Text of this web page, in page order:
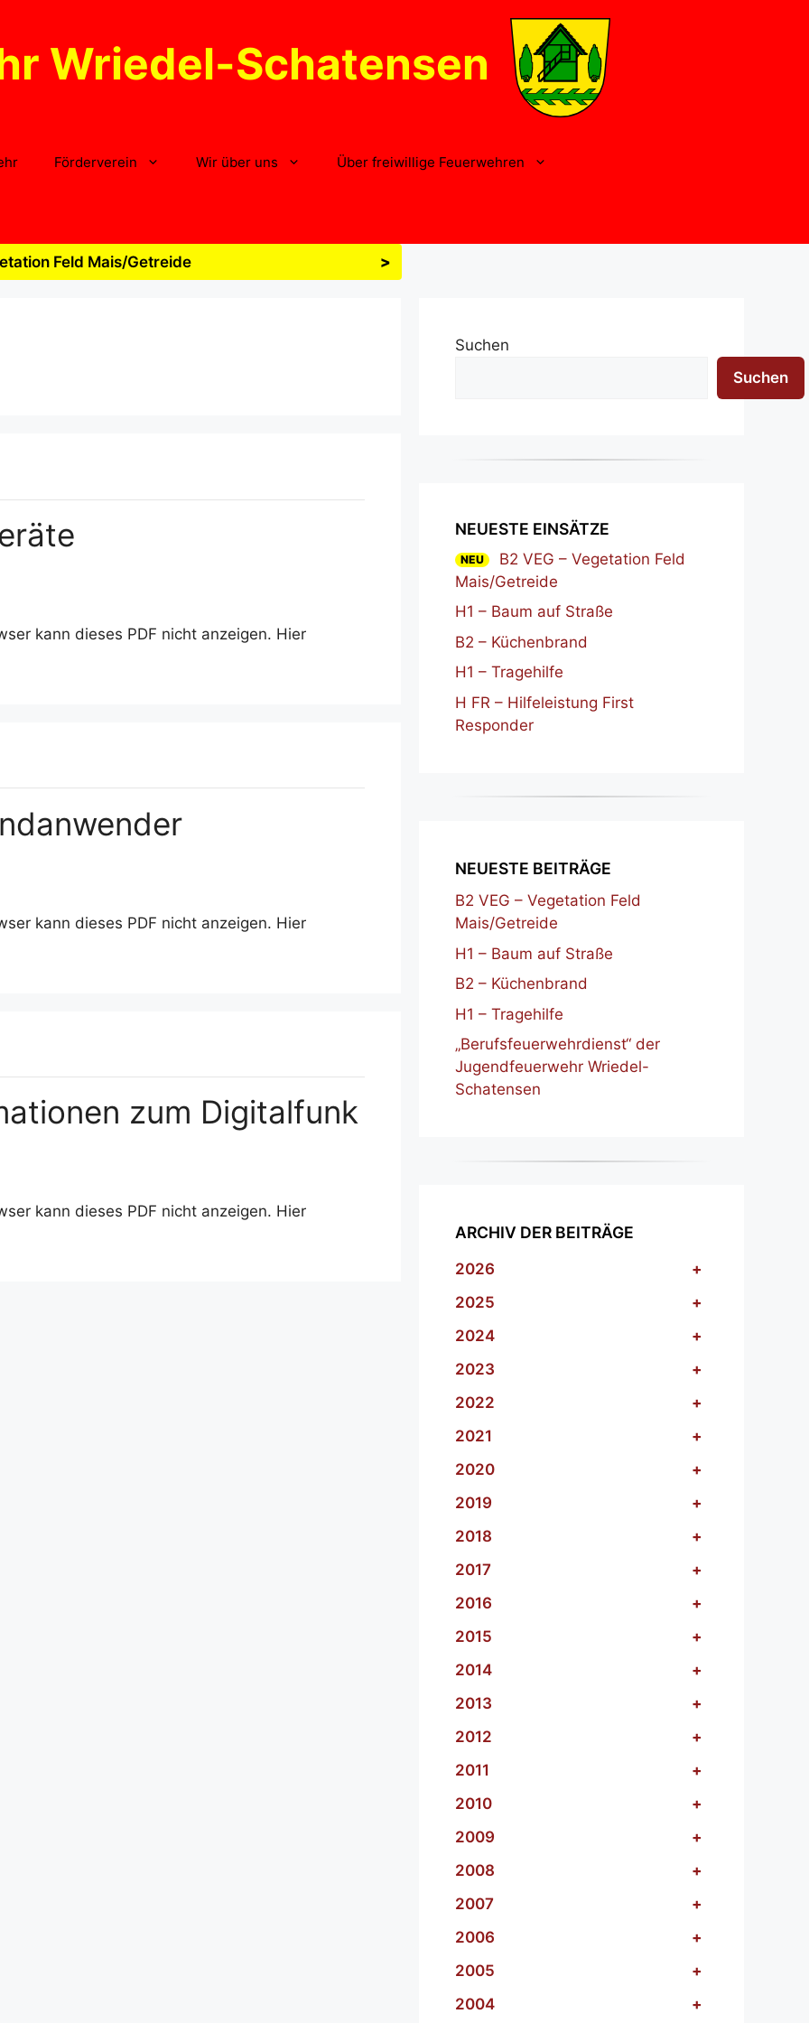
Wriedel-Schatensen
Förderverein Wir über uns Über freiwillige Feuerwehren
Feld Mais/Getreide >
kann dieses PDF nicht anzeigen. Hier
kann dieses PDF nicht anzeigen. Hier
zum Digitalfunk
kann dieses PDF nicht anzeigen. Hier
Suchen
Suchen
NEUESTE EINSÄTZE
NEU
B2 VEG – Vegetation Feld
Mais/Getreide
H1 – Baum auf Straße
B2 – Küchenbrand
H1 – Tragehilfe
H FR – Hilfeleistung First
Responder
NEUESTE BEITRÄGE
B2 VEG – Vegetation Feld
Mais/Getreide
H1 – Baum auf Straße
B2 – Küchenbrand
H1 – Tragehilfe
„Berufsfeuerwehrdienst“ der
Jugendfeuerwehr Wriedel-
Schatensen
ARCHIV DER BEITRÄGE
2026
+
2025
+
2024
+
2023
+
2022
+
2021
+
2020
+
2019
+
2018
+
2017
+
2016
+
2015
+
2014
+
2013
+
2012
+
2011
+
2010
+
2009
+
2008
+
2007
+
2006
+
2005
+
2004
+